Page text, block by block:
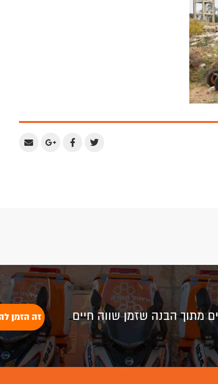
Share
Share
Share
Share
מתוך הבנה שזמן שווה חיים זה הזמן